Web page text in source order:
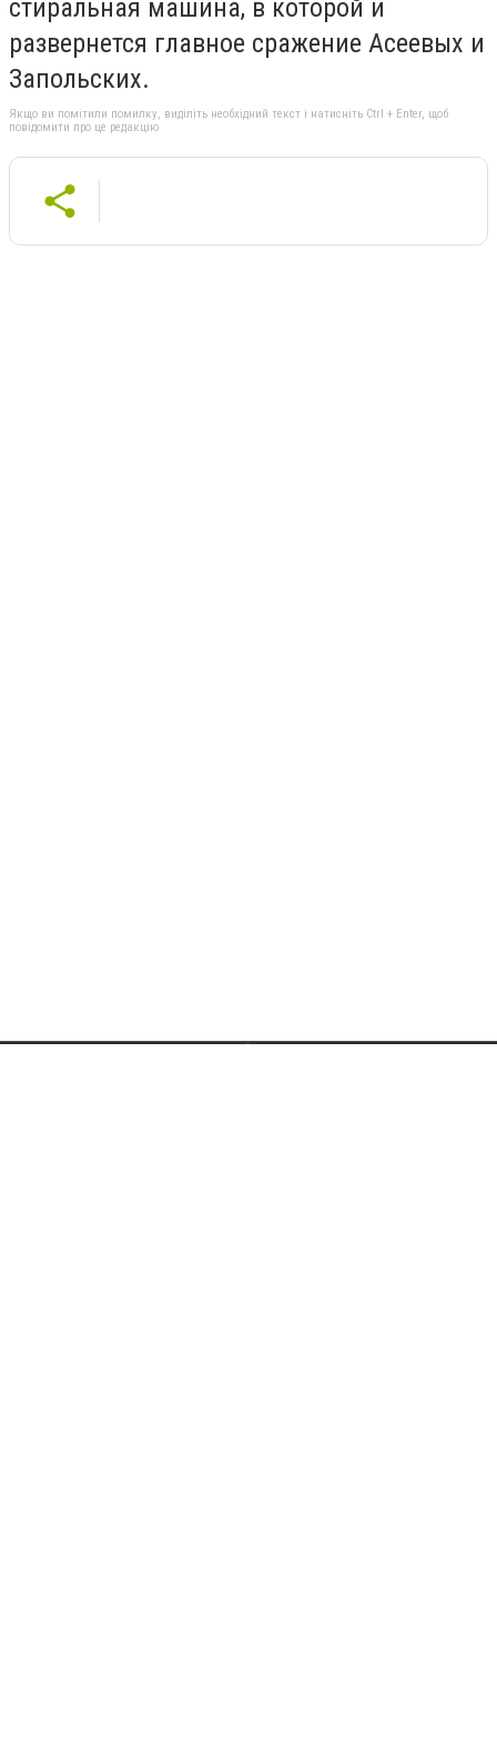
стиральная машина, в которой и
развернется главное сражение Асеевых и
Запольских.
Якщо ви помітили помилку, виділіть необхідний текст і натисніть Ctrl + Enter, щоб
повідомити про це редакцію